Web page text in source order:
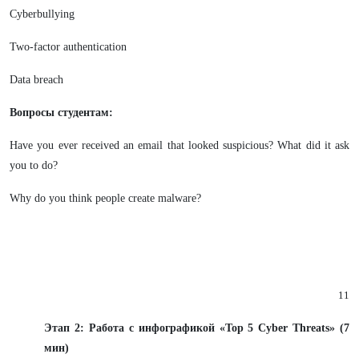
Cyberbullying
Two-factor authentication
Data breach
Вопросы студентам:
Have you ever received an email that looked suspicious? What did it ask
you to do?
Why do you think people create malware?
11
Этап 2: Работа с инфографикой «Top 5 Cyber Threats» (7
мин)